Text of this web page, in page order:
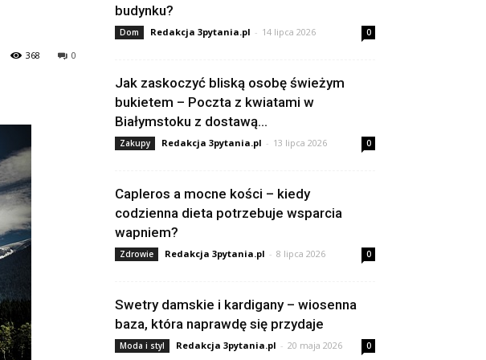
0
368
budynku?
Dom Redakcja 3pytania.pl - 14 lipca 2026 0
Jak zaskoczyć bliską osobę świeżym
bukietem – Poczta z kwiatami w
Białymstoku z dostawą...
Zakupy Redakcja 3pytania.pl - 13 lipca 2026 0
Capleros a mocne kości – kiedy
codzienna dieta potrzebuje wsparcia
wapniem?
Zdrowie Redakcja 3pytania.pl - 8 lipca 2026 0
Swetry damskie i kardigany – wiosenna
baza, która naprawdę się przydaje
Moda i styl Redakcja 3pytania.pl - 20 maja 2026 0